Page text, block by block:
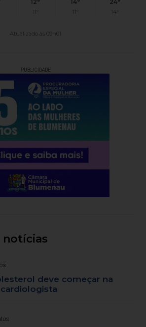
12°
11°
14°
11°
24°
14°
Atualizado às 09h01
PUBLICIDADE
notícias
deve começar na